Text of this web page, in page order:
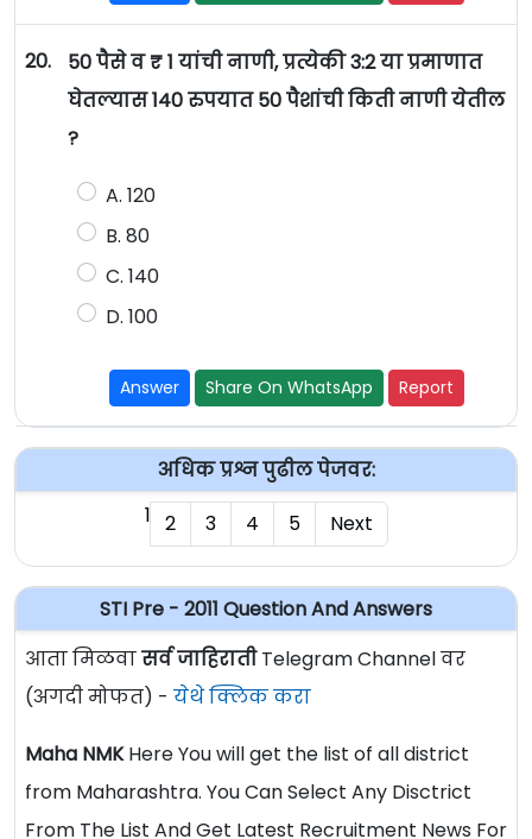
20.
50 पैसे व ₹ 1 यांची नाणी, प्रत्येकी 3:2 या प्रमाणात
घेतल्यास 140 रुपयात 50 पैशांची किती नाणी येतील
?
A. 120
B. 80
C. 140
D. 100
Answer Share On WhatsApp Report
अधिक प्रश्न पुढील पेजवर:
1 2 3 4 5 Next
STI Pre - 2011 Question And Answers
आता मिळवासर्व जाहिरातीTelegram Channel वर
(अगदी मोफत) - येथे क्लिक करा
Maha NMKHere You will get the list of all district
from Maharashtra. You Can Select Any Disctrict
From The List And Get Latest Recruitment News For